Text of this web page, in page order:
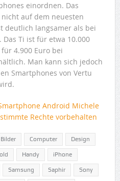
einordnen. Das
auf dem neuesten
deutlich langsamer als bei
Ti ist für etwa 10.000
4.900 Euro bei
Man kann sich jedoch
Smartphones von Vertu
Android Michele
Rechte vorbehalten
Bilder Computer Design
Handy iPhone
Samsung Saphir Sony